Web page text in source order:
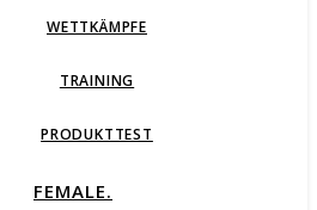
WETTKÄMPFE
TRAINING
PRODUKTTEST
FEMALE.